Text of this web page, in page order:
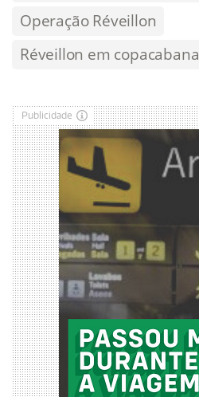
Operação Réveillon
Réveillon em copacabana
Publicidade